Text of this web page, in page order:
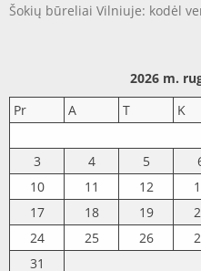
Šokių būreliai Vilniuje: kodėl
2026 m.
Pr
A T K
3
4 5
10
11 12
17
18 19
24
25 26
31